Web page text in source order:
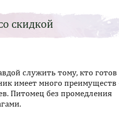
скидкой
служить тому, кто готов
имеет много
Питомец без промедления